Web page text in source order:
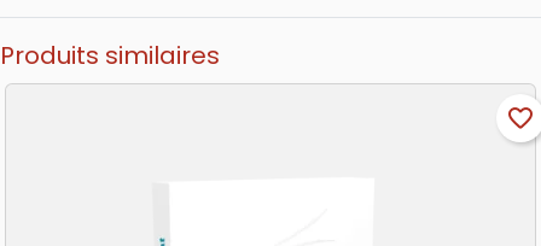
Produits similaires
favorite_border